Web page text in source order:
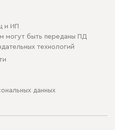
и ИП
могут быть переданы ПД
технологий
данных